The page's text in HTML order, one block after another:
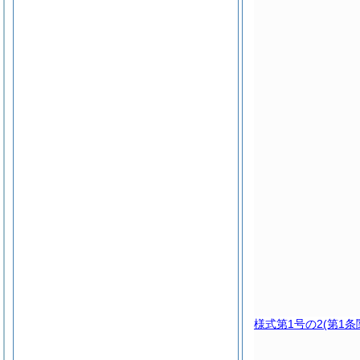
様式第1号の2(第1条